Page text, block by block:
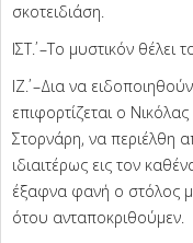
σκοτειδιάση.
ΙΣΤ΄. –Το μυστικόν θέλει
ΙΖ΄. –Δια να
επιφορτίζεται ο
Στορνάρη, να περιέλθη
ιδιαιτέρως εις τον
έξαφνα φανή ο στόλος
ότου ανταποκριθούμεν.